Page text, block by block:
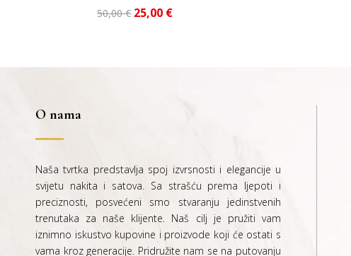
50,00€ Izvorna
25,00 €
O nama
Naša tvrtka predstavlja spoj izvrsnosti i elegancije u
svijetu nakita i satova. Sa strašću prema ljepoti i
preciznosti, posvećeni smo stvaranju jedinstvenih
trenutaka za naše klijente. Naš cilj je pružiti vam
iznimno iskustvo kupovine i proizvode koji će ostati s
vama kroz generacije. Pridružite nam se na putovanju